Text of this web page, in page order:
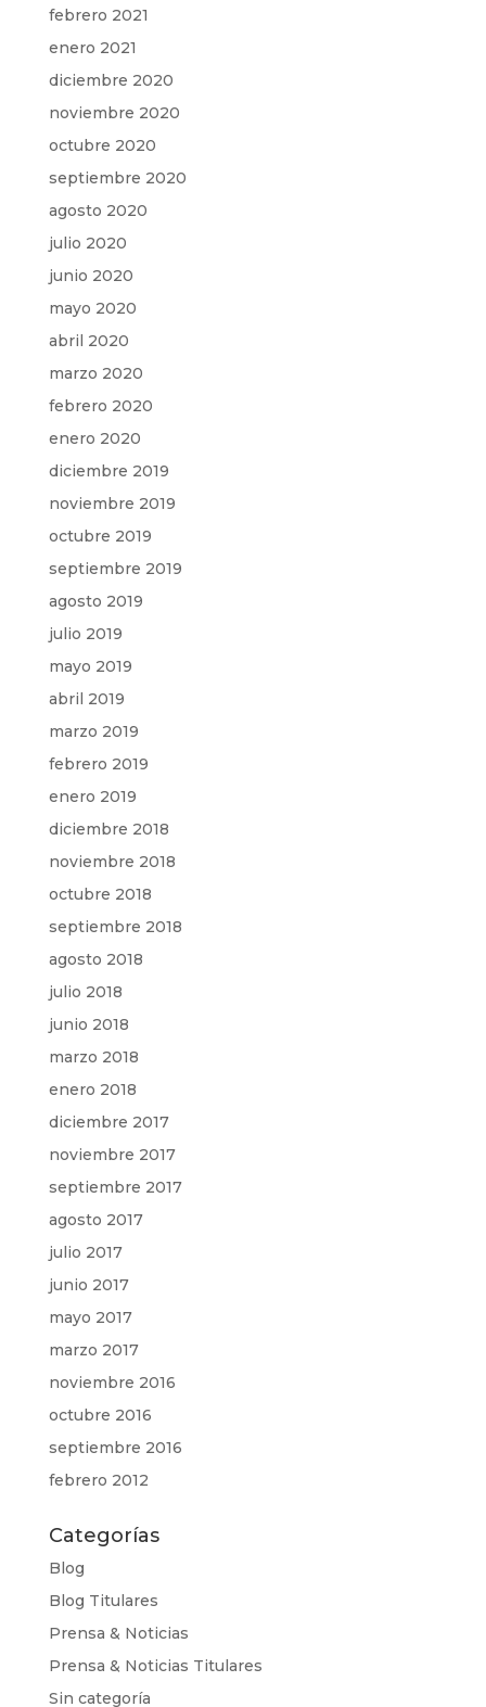
febrero 2021
enero 2021
diciembre 2020
noviembre 2020
octubre 2020
septiembre 2020
agosto 2020
julio 2020
junio 2020
mayo 2020
abril 2020
marzo 2020
febrero 2020
enero 2020
diciembre 2019
noviembre 2019
octubre 2019
septiembre 2019
agosto 2019
julio 2019
mayo 2019
abril 2019
marzo 2019
febrero 2019
enero 2019
diciembre 2018
noviembre 2018
octubre 2018
septiembre 2018
agosto 2018
julio 2018
junio 2018
marzo 2018
enero 2018
diciembre 2017
noviembre 2017
septiembre 2017
agosto 2017
julio 2017
junio 2017
mayo 2017
marzo 2017
noviembre 2016
octubre 2016
septiembre 2016
febrero 2012
Categorías
Blog
Blog Titulares
Prensa & Noticias
Prensa & Noticias Titulares
Sin categoría